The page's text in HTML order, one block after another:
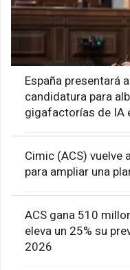
España presentará
candidatura para
gigafactorías de IA
Cimic (ACS) vuelve
para ampliar una
ACS gana 510
eleva un 25% su
2026